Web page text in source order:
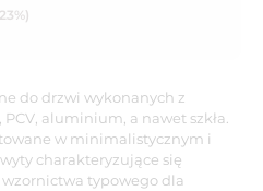
do drzwi wykonanych z
aluminium, a nawet szkła.
w minimalistycznym i
charakteryzujące się
typowego dla